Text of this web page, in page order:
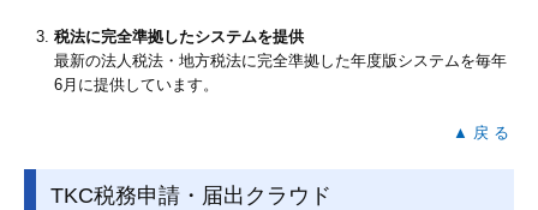
税法に完全準拠したシステムを提供
最新の法人税法・地方税法に完全準拠した年度版システムを毎年
6月に提供しています。
▲ 戻 る
TKC税務申請・届出クラウド